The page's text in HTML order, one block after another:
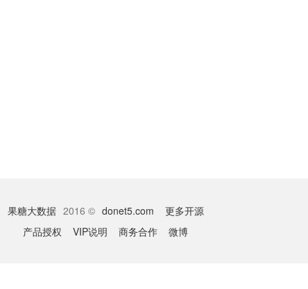
果糖大数据 2016 © donet5.com
更多开源
产品授权
VIP说明 商务合作 微博